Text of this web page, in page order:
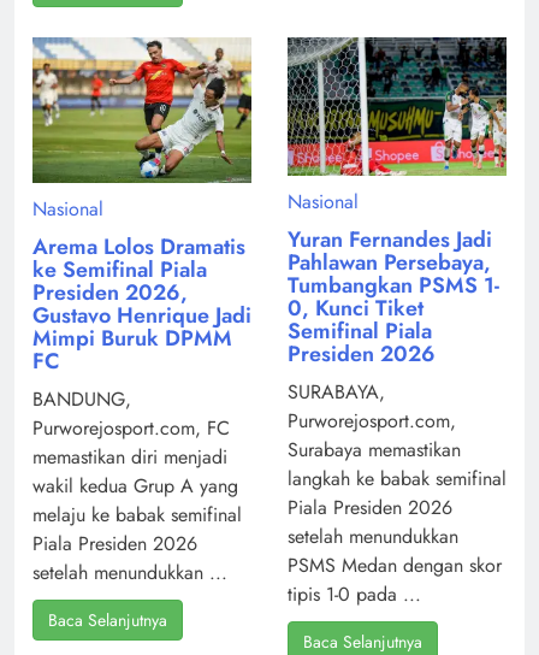
Nasional
Arema Lolos Dramatis
ke Semifinal Piala
Presiden 2026,
Gustavo Henrique Jadi
Mimpi Buruk DPMM
FC
BANDUNG,
Purworejosport.com, FC
memastikan diri menjadi
wakil kedua Grup A yang
melaju ke babak semifinal
Piala Presiden 2026
setelah menundukkan ...
Baca Selanjutnya
Nasional
Yuran Fernandes Jadi
Pahlawan Persebaya,
Tumbangkan PSMS 1-
0, Kunci Tiket
Semifinal Piala
Presiden 2026
SURABAYA,
Purworejosport.com,
Surabaya memastikan
langkah ke babak semifinal
Piala Presiden 2026
setelah menundukkan
PSMS Medan dengan skor
tipis 1-0 pada ...
Baca Selanjutnya